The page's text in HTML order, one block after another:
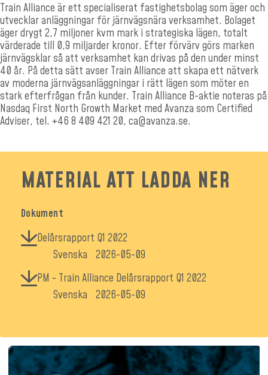
Train Alliance är ett specialiserat fastighetsbolag som äger och
utvecklar anläggningar för järnvägsnära verksamhet. Bolaget
äger drygt 2,7 miljoner kvm mark i strategiska lägen, totalt
värderade till 0,9 miljarder kronor. Efter förvärv görs marken
järnvägsklar så att verksamhet kan drivas på den under minst
40 år. På detta sätt avser Train Alliance att skapa ett nätverk
av moderna järnvägsanläggningar i rätt lägen som möter en
stark efterfrågan från kunder. Train Alliance B-aktie noteras på
Nasdaq First North Growth Market med Avanza som Certified
Adviser, tel. +46 8 409 421 20, ca@avanza.se.
MATERIAL ATT LADDA NER
Dokument
Delårsrapport Q1 2022
Svenska 2026-05-09
PM - Train Alliance Delårsrapport Q1 2022
Svenska 2026-05-09